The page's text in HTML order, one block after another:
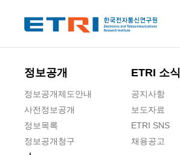
정보공개
정보공개제도안내
사전정보공개
정보목록
정보공개청구
ETRI 소식
공지사항
보도자료
ETRI SNS
채용공고